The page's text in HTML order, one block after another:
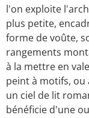
l'on exploite
plus petite,
forme de voûte,
rangements
à la mettre en
peint à motifs, ou
un ciel de lit
bénéficie d'une